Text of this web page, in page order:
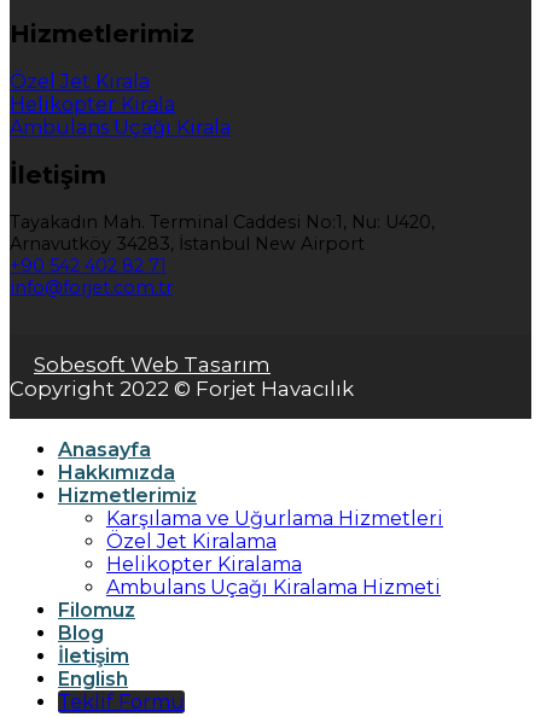
Hizmetlerimiz
Özel Jet Kirala
Helikopter Kirala
Ambulans Uçağı Kirala
İletişim
Tayakadın Mah. Terminal Caddesi No:1, Nu: U420,
Arnavutköy 34283, İstanbul New Airport
+90 542 402 82 71
info@forjet.com.tr
Sobesoft Web Tasarım
Copyright 2022 © Forjet Havacılık
Anasayfa
Hakkımızda
Hizmetlerimiz
Karşılama ve Uğurlama Hizmetleri
Özel Jet Kiralama
Helikopter Kiralama
Ambulans Uçağı Kiralama Hizmeti
Filomuz
Blog
İletişim
English
Teklif Formu